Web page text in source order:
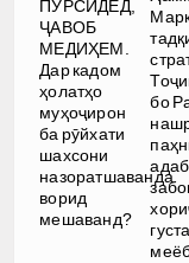
ПУРСИДЕД,
ҶАВОБ
МЕДИҲЕМ.
Дар кадом
ҳолатҳо
муҳоҷирон
ба рӯйхати
шахсони
назоратшаванда
ворид
мешаванд?
бо